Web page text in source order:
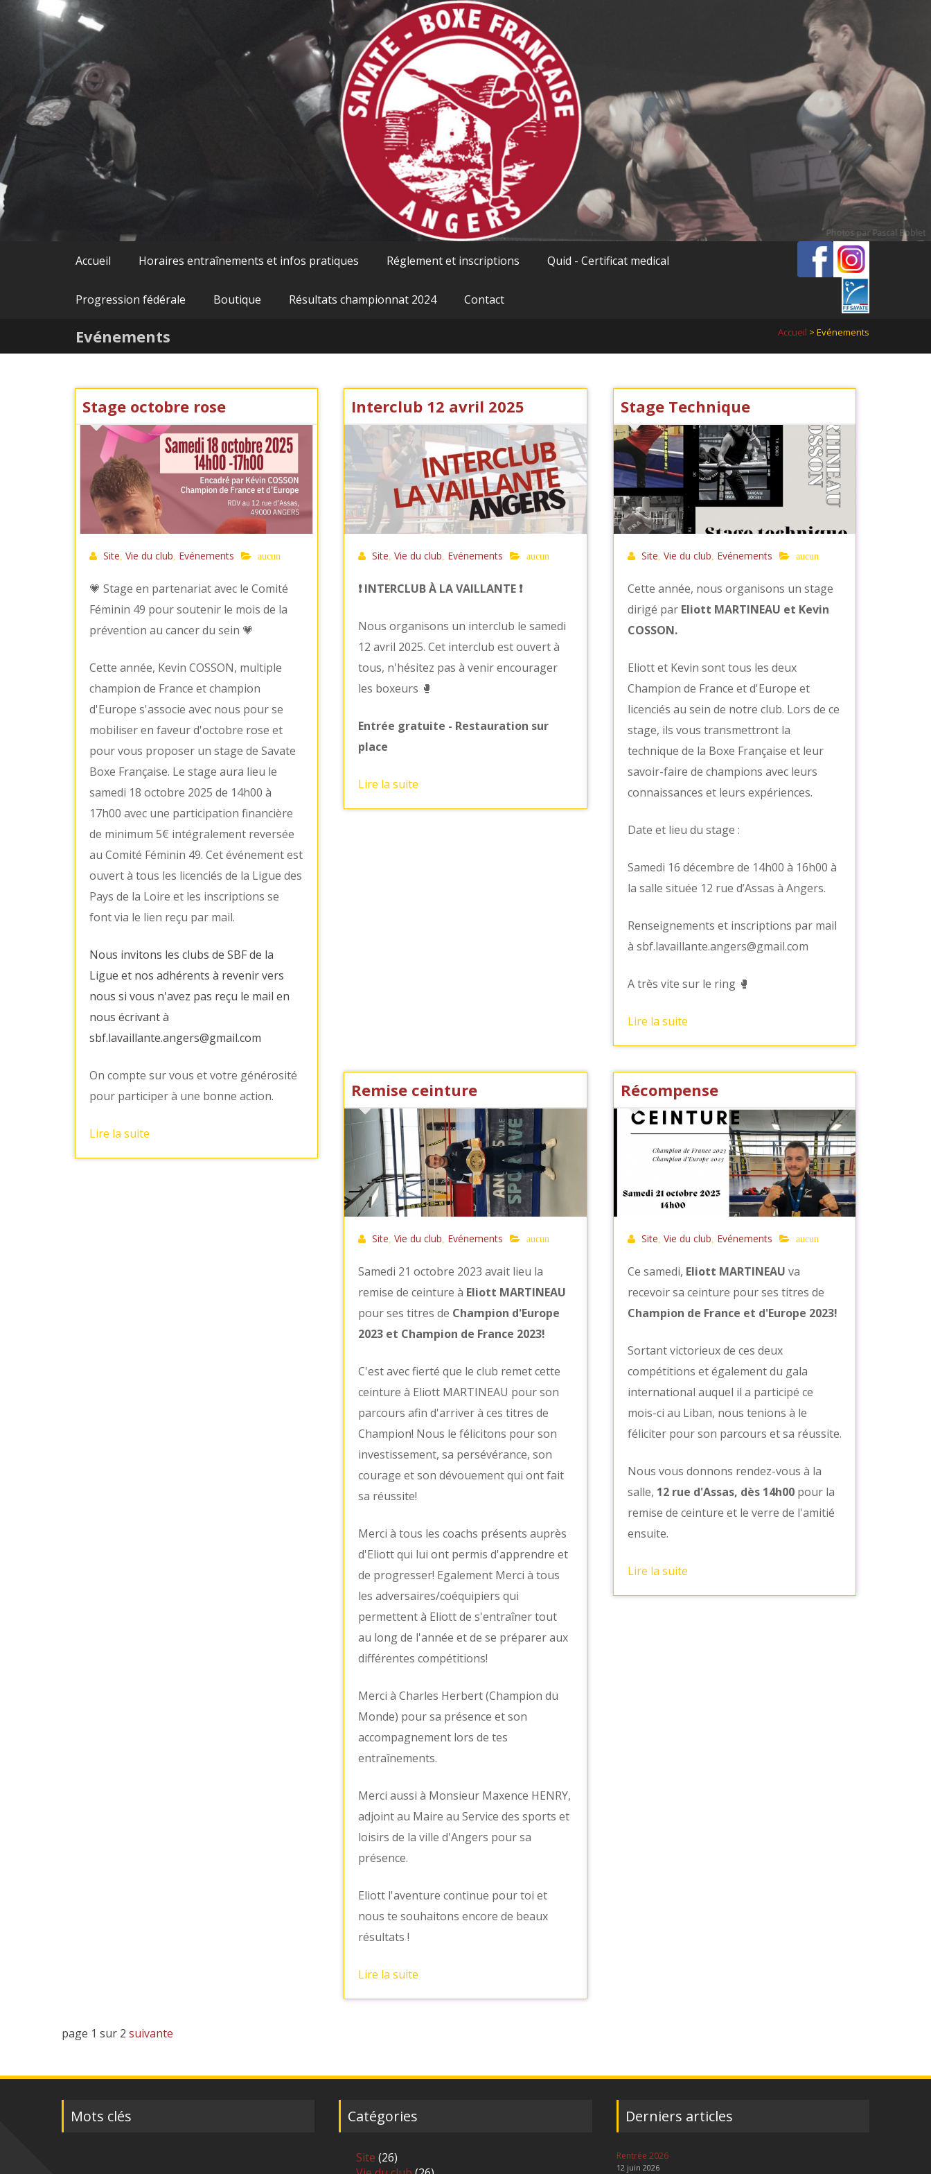
Accueil Horaires entraînements et infos pratiques Réglement et inscriptions Quid - Certificat medical
Progression fédérale Boutique Résultats championnat 2024 Contact
Evénements Accueil > Evénements
Stage octobre rose
Site Vie du club Evénements aucun
💗 Stage en partenariat avec le Comité
Féminin 49 pour soutenir le mois de la
prévention au cancer du sein 💗
Cette année, Kevin COSSON, multiple
champion de France et champion
d'Europe s'associe avec nous pour se
mobiliser en faveur d'octobre rose et
pour vous proposer un stage de Savate
Boxe Française. Le stage aura lieu le
samedi 18 octobre 2025 de 14h00 à
17h00 avec une participation financière
de minimum 5€ intégralement reversée
au Comité Féminin 49. Cet événement est
ouvert à tous les licenciés de la Ligue des
Pays de la Loire et les inscriptions se
font via le lien reçu par mail.
Nous invitons les clubs de SBF de la
Ligue et nos adhérents à revenir vers
nous si vous n'avez pas reçu le mail en
nous écrivant à
sbf.lavaillante.angers@gmail.com
On compte sur vous et votre générosité
pour participer à une bonne action.
Lire la suite
Interclub 12 avril 2025
Site ,Vie du club Evénements aucun
❗️ INTERCLUB À LA VAILLANTE ❗️
Nous organisons un interclub le samedi
12 avril 2025. Cet interclub est ouvert à
tous, n'hésitez pas à venir encourager
les boxeurs 🥊
Entrée gratuite - Restauration sur
place
Lire la suite
Stage Technique
Site Vie du club Evénements aucun
Cette année, nous organisons un stage
dirigé par Eliott MARTINEAU et Kevin
COSSON.
Eliott et Kevin sont tous les deux
Champion de France et d'Europe et
licenciés au sein de notre club. Lors de ce
stage, ils vous transmettront la
technique de la Boxe Française et leur
savoir-faire de champions avec leurs
connaissances et leurs expériences.
Date et lieu du stage :
Samedi 16 décembre de 14h00 à 16h00 à
la salle située 12 rue d’Assas à Angers.
Renseignements et inscriptions par mail
à sbf.lavaillante.angers@gmail.com
A très vite sur le ring 🥊
Lire la suite
Remise ceinture
Site ,Vie du club Evénements aucun
Samedi 21 octobre 2023 avait lieu la
remise de ceinture à Eliott MARTINEAU
pour ses titres de Champion d'Europe
2023 et Champion de France 2023!
C'est avec fierté que le club remet cette
ceinture à Eliott MARTINEAU pour son
parcours afin d'arriver à ces titres de
Champion! Nous le félicitons pour son
investissement, sa persévérance, son
courage et son dévouement qui ont fait
sa réussite!
Merci à tous les coachs présents auprès
d'Eliott qui lui ont permis d'apprendre et
de progresser! Egalement Merci à tous
les adversaires/coéquipiers qui
permettent à Eliott de s'entraîner tout
au long de l'année et de se préparer aux
différentes compétitions!
Merci à Charles Herbert (Champion du
Monde) pour sa présence et son
accompagnement lors de tes
entraînements.
Merci aussi à Monsieur Maxence HENRY,
adjoint au Maire au Service des sports et
loisirs de la ville d'Angers pour sa
présence.
Eliott l'aventure continue pour toi et
nous te souhaitons encore de beaux
résultats !
Lire la suite
Récompense
Site Vie du club Evénements aucun
Ce samedi, Eliott MARTINEAU va
recevoir sa ceinture pour ses titres de
Champion de France et d'Europe 2023!
Sortant victorieux de ces deux
compétitions et également du gala
international auquel il a participé ce
mois-ci au Liban, nous tenions à le
féliciter pour son parcours et sa réussite.
Nous vous donnons rendez-vous à la
salle, 12 rue d'Assas, dès 14h00pour la
remise de ceinture et le verre de l'amitié
ensuite.
Lire la suite
Posts
page 1 sur 2 suivante
Mots clés Catégories
Site (26)
Derniers articles
Rentrée 2026
12 juin 2026